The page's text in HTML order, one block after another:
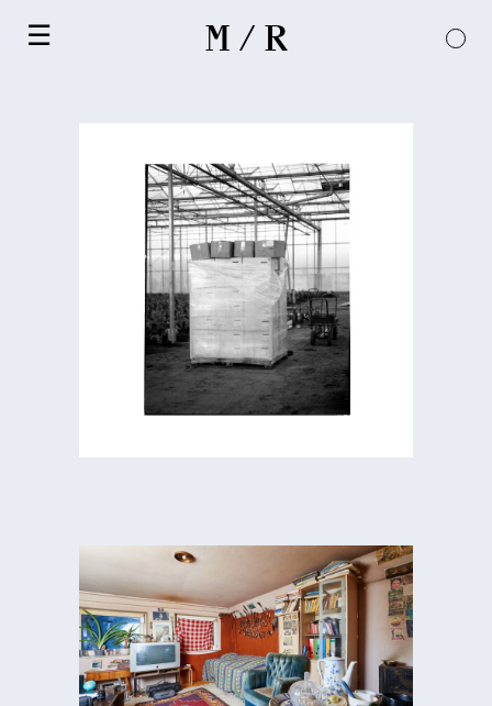
☰
×
HOME
ABOUT
M / R